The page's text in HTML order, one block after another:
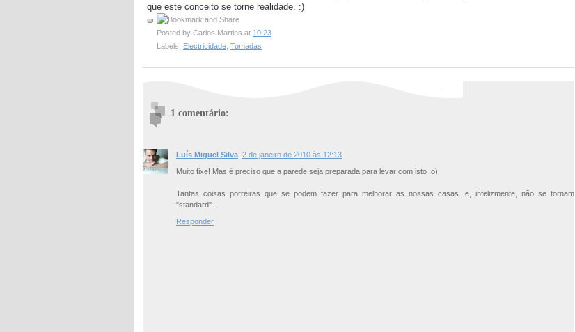
que este conceito se torne realidade. :)
Posted by Carlos Martins at 10:23
Labels: Electricidade, Tomadas
1 comentário:
Luís Miguel Silva 2 de janeiro de 2010 às 12:13
Muito fixe! Mas é preciso que a parede seja preparada para levar com isto :o)
Tantas coisas porreiras que se podem fazer para melhorar as nossas casas...e, infelizmente, não se tornam
"standard"...
Responder